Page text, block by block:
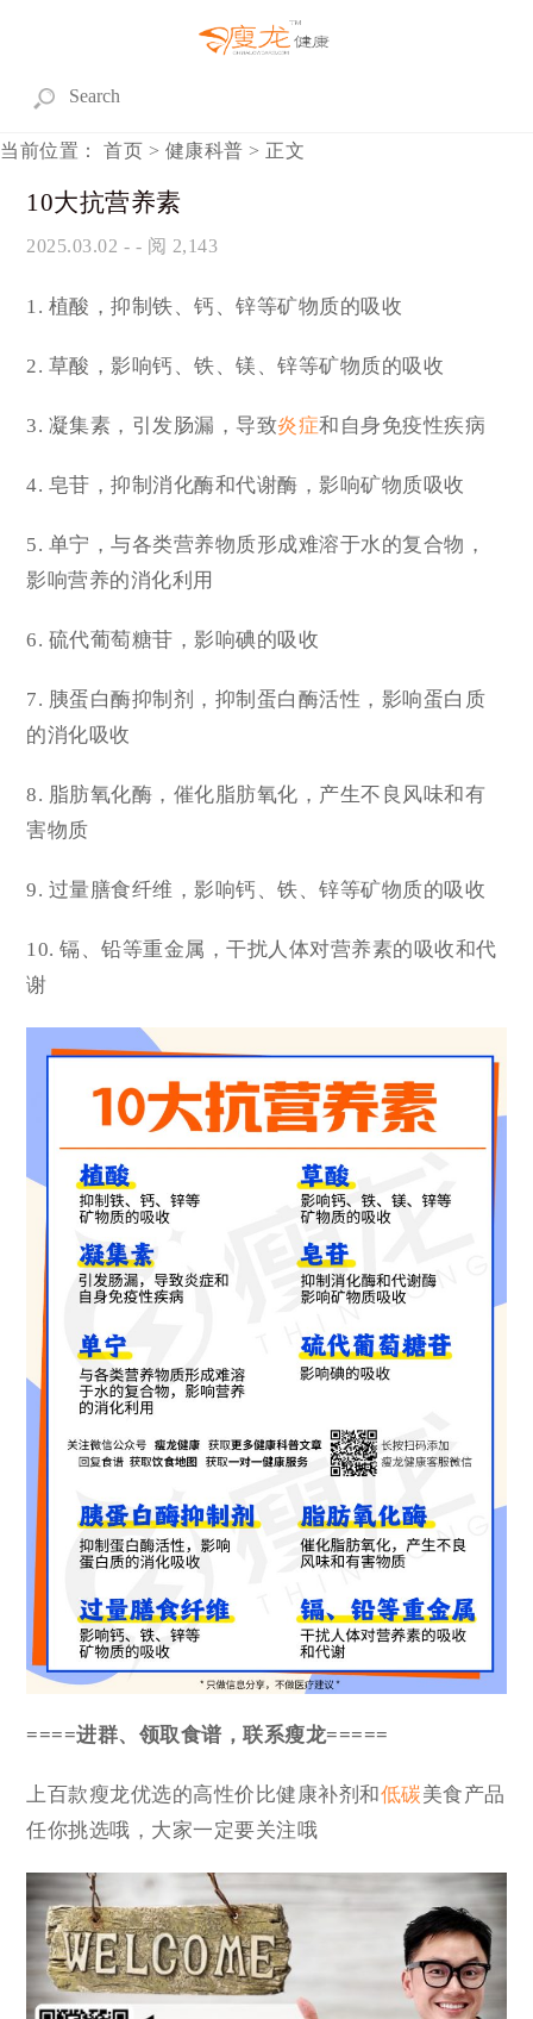
当前位置： 首页 > 健康科普 > 正文
10大抗营养素
2025.03.02 - - 阅 2,143
1. 植酸，抑制铁、钙、锌等矿物质的吸收
2. 草酸，影响钙、铁、镁、锌等矿物质的吸收
3. 凝集素，引发肠漏，导致炎症和自身免疫性疾病
4. 皂苷，抑制消化酶和代谢酶，影响矿物质吸收
5. 单宁，与各类营养物质形成难溶于水的复合物，
影响营养的消化利用
6. 硫代葡萄糖苷，影响碘的吸收
7. 胰蛋白酶抑制剂，抑制蛋白酶活性，影响蛋白质
的消化吸收
8. 脂肪氧化酶，催化脂肪氧化，产生不良风味和有
害物质
9. 过量膳食纤维，影响钙、铁、锌等矿物质的吸收
10. 镉、铅等重金属，干扰人体对营养素的吸收和代
谢
====进群、领取食谱，联系瘦龙=====
上百款瘦龙优选的高性价比健康补剂和低碳美食产品
任你挑选哦，大家一定要关注哦